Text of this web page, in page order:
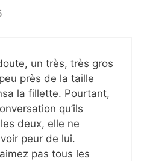
un très, très gros
près de la taille
la fillette. Pourtant,
qu’ils
deux, elle ne
peur de lui.
pas tous les